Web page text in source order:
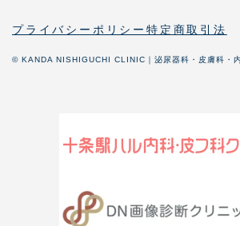
プライバシーポリシー 特定商取引法
© KANDA NISHIGUCHI CLINIC｜泌尿器科・皮膚科・